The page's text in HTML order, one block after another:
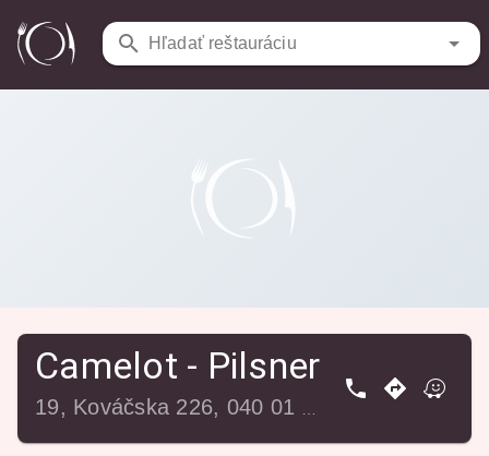
Hľadať reštauráciu
Reštaurácie /
Camelot - Pilsner pub & Medieval
Camelot - Pilsner pub &